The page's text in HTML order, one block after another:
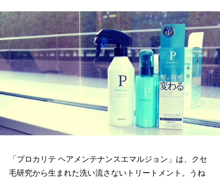
「プロカリテ ヘアメンテナンスエマルジョン」は、クセ
毛研究から生まれた洗い流さないトリートメント。うね